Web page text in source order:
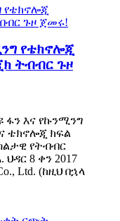
የቴክኖሎጂ
ትብብር ጉዞ
ፋን እና የኩንሚንግ
ቴክኖሎጂ ክፍል
የትብብር
8 ቀን 2017
Ltd. (ከዚህ በኋላ